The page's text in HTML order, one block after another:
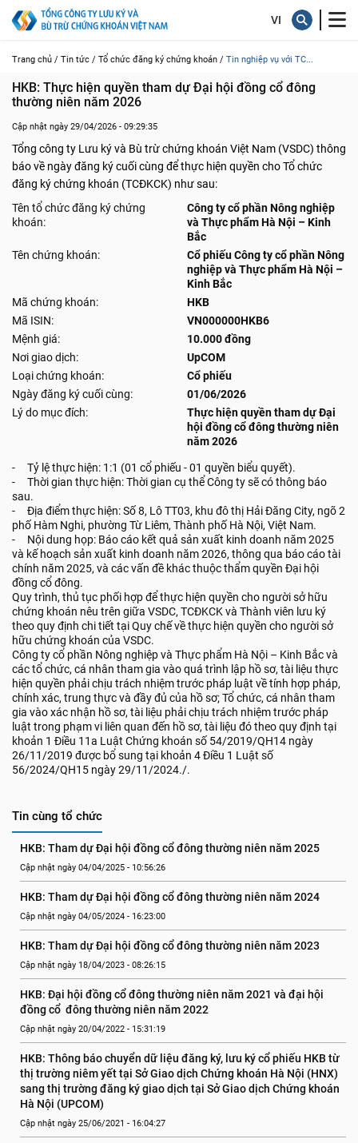
Trang chủ / Tin tức / Tổ chức đăng ký chứng khoán / Tin nghiệp vụ với TC...
HKB: Thực hiện quyền tham dự Đại hội đồng cổ đông
thường niên năm 2026
Cập nhật ngày 29/04/2026 - 09:29:35
Tổng công ty Lưu ký và Bù trừ chứng khoán Việt Nam (VSDC) thông
báo về ngày đăng ký cuối cùng để thực hiện quyền cho Tổ chức
đăng ký chứng khoán (TCĐKCK) như sau:
Tên tổ chức đăng ký chứng
khoán:
Công ty cổ phần Nông nghiệp
và Thực phẩm Hà Nội – Kinh
Bắc
Tên chứng khoán:
Cổ phiếu Công ty cổ phần Nông
nghiệp và Thực phẩm Hà Nội –
Kinh Bắc
Mã chứng khoán:
HKB
Mã ISIN:
VN000000HKB6
Mệnh giá:
10.000 đồng
Nơi giao dịch:
UpCOM
Loại chứng khoán:
Cổ phiếu
Ngày đăng ký cuối cùng:
01/06/2026
Lý do mục đích:
Thực hiện quyền tham dự Đại
hội đồng cổ đông thường niên
năm 2026
- Tỷ lệ thực hiện: 1:1 (01 cổ phiếu - 01 quyền biểu quyết).
- Thời gian thực hiện: Thời gian cụ thể Công ty sẽ có thông báo
sau.
- Địa điểm thực hiện: Số 8, Lô TT03, khu đô thị Hải Đăng City, ngõ 2
phố Hàm Nghi, phường Từ Liêm, Thành phố Hà Nội, Việt Nam.
- Nội dung họp: Báo cáo kết quả sản xuất kinh doanh năm 2025
và kế hoạch sản xuất kinh doanh năm 2026, thông qua báo cáo tài
chính năm 2025, và các vấn đề khác thuộc thẩm quyền Đại hội
đồng cổ đông.
Quy trình, thủ tục phối hợp để thực hiện quyền cho người sở hữu
chứng khoán nêu trên giữa VSDC, TCĐKCK và Thành viên lưu ký
theo quy định chi tiết tại Quy chế về thực hiện quyền cho người sở
hữu chứng khoán của VSDC.
Công ty cổ phần Nông nghiệp và Thực phẩm Hà Nội – Kinh Bắc và
các tổ chức, cá nhân tham gia vào quá trình lập hồ sơ, tài liệu thực
hiện quyền phải chịu trách nhiệm trước pháp luật về tính hợp pháp,
chính xác, trung thực và đầy đủ của hồ sơ; Tổ chức, cá nhân tham
gia vào xác nhận hồ sơ, tài liệu phải chịu trách nhiệm trước pháp
luật trong phạm vi liên quan đến hồ sơ, tài liệu đó theo quy định tại
khoản 1 Điều 11a Luật Chứng khoán số 54/2019/QH14 ngày
26/11/2019 được bổ sung tại khoản 4 Điều 1 Luật số
56/2024/QH15 ngày 29/11/2024./.
Tin cùng tổ chức
HKB: Tham dự Đại hội đồng cổ đông thường niên năm 2025
Cập nhật ngày 04/04/2025 - 10:56:26
HKB: Tham dự Đại hội đồng cổ đông thường niên năm 2024
Cập nhật ngày 04/05/2024 - 16:23:00
HKB: Tham dự Đại hội đồng cổ đông thường niên năm 2023
Cập nhật ngày 18/04/2023 - 08:26:15
HKB: Đại hội đồng cổ đông thường niên năm 2021 và đại hội
đồng cổ  đông thường niên năm 2022
Cập nhật ngày 20/04/2022 - 15:31:19
HKB: Thông báo chuyển dữ liệu đăng ký, lưu ký cổ phiếu HKB từ
thị trường niêm yết tại Sở Giao dịch Chứng khoán Hà Nội (HNX)
sang thị trường đăng ký giao dịch tại Sở Giao dịch Chứng khoán
Hà Nội (UPCOM)
Cập nhật ngày 25/06/2021 - 16:04:27